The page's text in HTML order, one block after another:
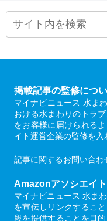
掲載記事の監修につ
マイナビニュース 水ま
おける水まわりのトラ
をお客様に届けられる
イト運営企業の監修を入
記事に関するお問い合わ
Amazonアソシエイ
マイナビニュース 水ま
を宣伝しリンクするこ
段を提供することを目